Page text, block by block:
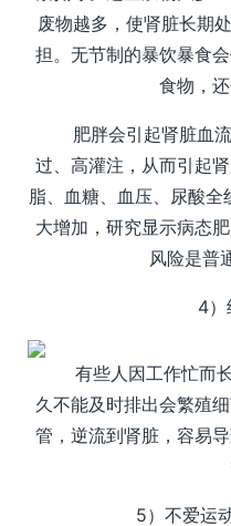
废物越多，使肾脏长期
担。无节制的暴饮暴食
食物，还
肥胖会引起肾脏血流
过、高灌注，从而引起
脂、血糖、血压、尿酸全
大增加，研究显示病态
风险是普
4）
有些人因工作忙而长
久不能及时排出会繁殖
管，逆流到肾脏，容易
5）不爱运